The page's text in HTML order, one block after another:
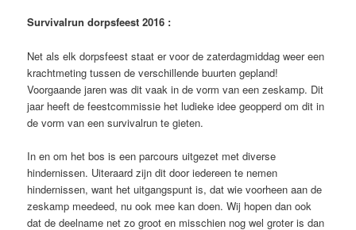
Survivalrun dorpsfeest 2016 :
Net als elk dorpsfeest staat er voor de zaterdagmiddag weer een
krachtmeting tussen de verschillende buurten gepland!
Voorgaande jaren was dit vaak in de vorm van een zeskamp. Dit
jaar heeft de feestcommissie het ludieke idee geopperd om dit in
de vorm van een survivalrun te gieten.
In en om het bos is een parcours uitgezet met diverse
hindernissen. Uiteraard zijn dit door iedereen te nemen
hindernissen, want het uitgangspunt is, dat wie voorheen aan de
zeskamp meedeed, nu ook mee kan doen. Wij hopen dan ook
dat de deelname net zo groot en misschien nog wel groter is dan